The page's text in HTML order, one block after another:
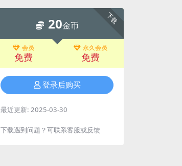
下载
20金币
会员
免费
永久会员
免费
登录后购买
最近更新: 2025-03-30
下载遇到问题？可联系客服或反馈